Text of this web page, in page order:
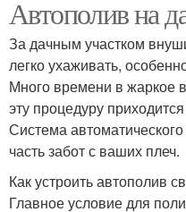
Автополив на
За дачным участком
легко ухаживать,
Много времени в жаркое
эту процедуру
Система
часть забот с ваших плеч.
Как устроить автополив
Главное условие для